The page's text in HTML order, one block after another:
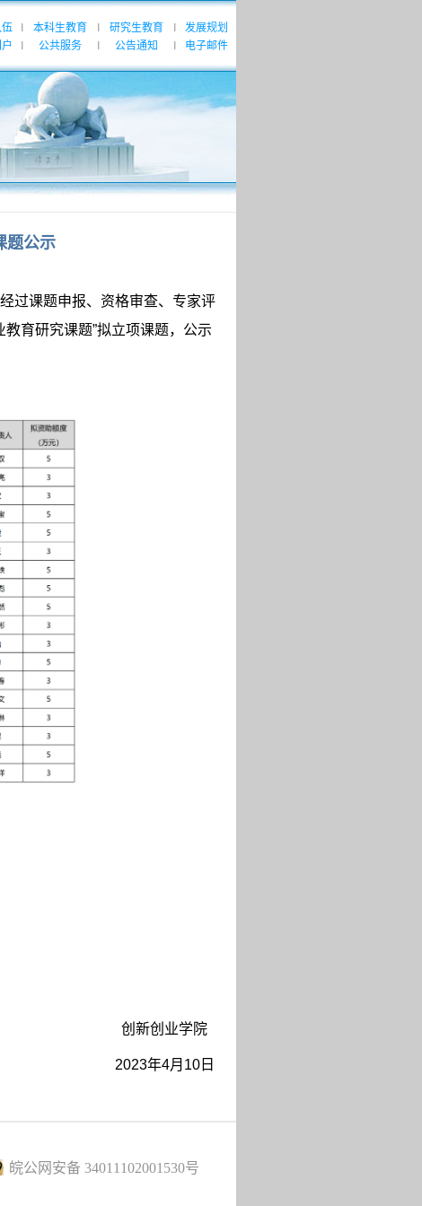
伍 本科生教育 研究生教育
发展规划
公共服务 公告通知 电子邮件
题公示
过课题申报、资格审查、专家评
教育研究课题”拟立项课题，公示
创新创业学院
2023年4月 10 日
皖公网安备 34011102001530号